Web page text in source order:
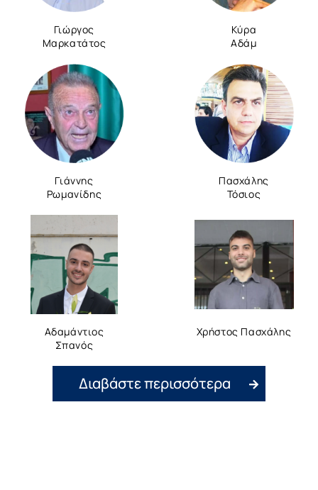
Γιώργος
Μαρκατάτος
Κύρα
Αδάμ
Γιάννης
Ρωμανίδης
Πασχάλης
Τόσιος
Αδαμάντιος
Σπανός
Χρήστος Πασχάλης
Διαβάστε περισσότερα